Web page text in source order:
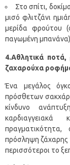
Στο σπίτι,
μισό φλιτζάνι
μερίδα φρούτου
παγωμένη μπανάνα)
4.Αθλητικά
ζαχαρούχα
Ένα μεγάλος
πρόσθετων
κίνδυνο
πρόσληψη ζάχαρης
περισσότεροι το